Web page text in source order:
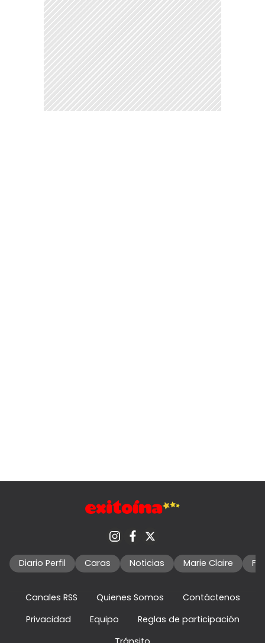
Diario Perfil Caras Noticias Marie Claire
Canales RSS Quienes Somos
Contáctenos
Privacidad
Equipo
Reglas de participación